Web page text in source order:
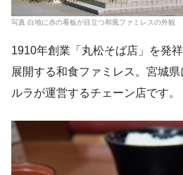
写真 白地に赤の看板が目立つ和風ファミレスの外観
1910年創業「丸松そば店」を発
展開する和食ファミレス。宮城
ルラが運営するチェーン店です。